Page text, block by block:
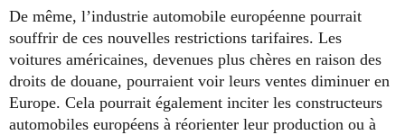
De même, l’industrie automobile européenne pourrait
souffrir de ces nouvelles restrictions tarifaires. Les
voitures américaines, devenues plus chères en raison des
droits de douane, pourraient voir leurs ventes diminuer en
Europe. Cela pourrait également inciter les constructeurs
automobiles européens à réorienter leur production ou à